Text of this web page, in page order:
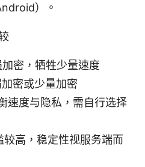
）。
密，牺牲少量速度
密或少量加密
速度与隐私，需自行选择
较高，稳定性视服务端而